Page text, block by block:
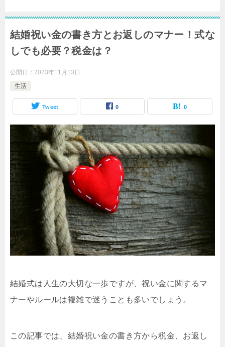
結婚祝い金の書き方とお返しのマナー！式な
しでも必要？税金は？
公開日： 2023年11月13日
生活
Tweet 0 0
結婚式は人生の大切な一歩ですが、祝い金に関するマ
ナーやルールは複雑で迷うことも多いでしょう。
この記事では、結婚祝い金の書き方から税金、お返し